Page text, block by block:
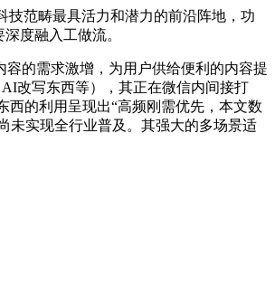
范畴最具活力和潜力的前沿阵地，功
度融入工做流。
的需求激增，为用户供给便利的内容提
改写东西等），其正在微信内间接打
的利用呈现出“高频刚需优先，本文数
未实现全行业普及。其强大的多场景适